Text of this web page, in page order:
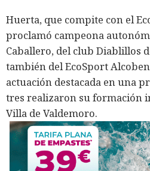
Huerta, que compite con el
proclamó campeona
Caballero, del club Diablillos
también del EcoSport
actuación destacada en una
tres realizaron su formación
Villa de Valdemoro.